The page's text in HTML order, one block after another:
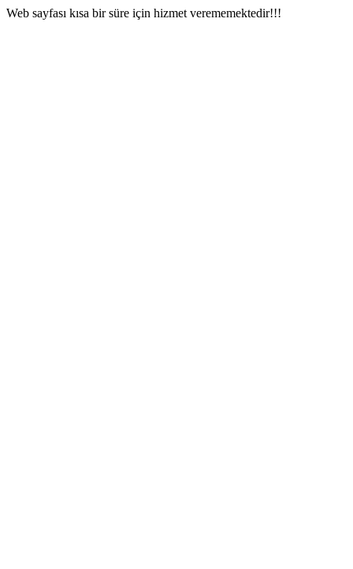
Web sayfası kısa bir süre için hizmet verememektedir!!!